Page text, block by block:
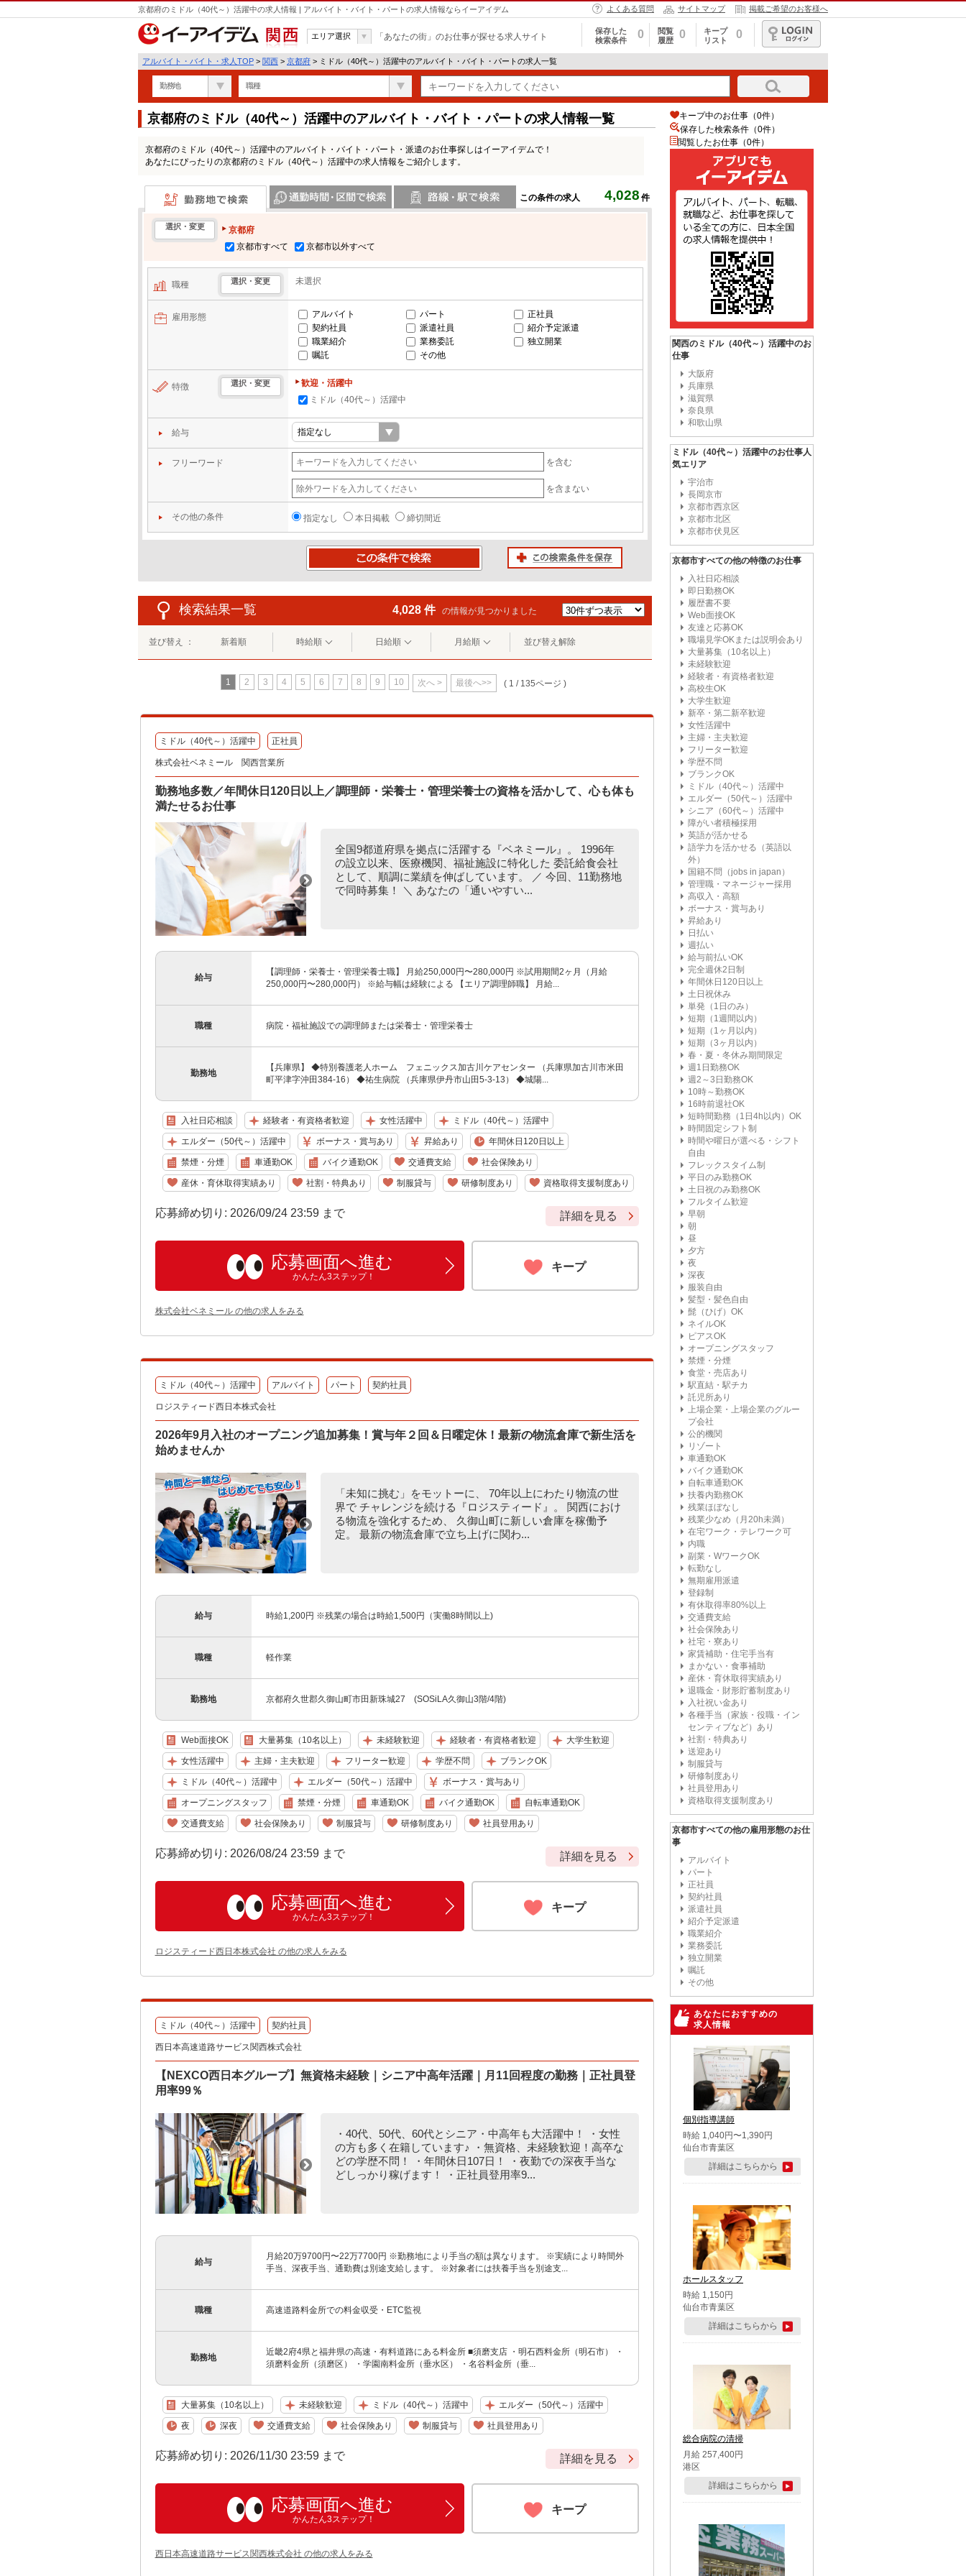
京都府のミドル（40代～）活躍中の求人情報 | アルバイト・バイト・パートの求人情報ならイーアイデム よくある質問 サイトマップ 掲載ご希望のお客様へ
関西
エリア選択 「あなたの街」のお仕事が探せる求人サイト
保存した
検索条件
0
閲覧
履歴
0
キープ
リスト
0
ログイン
アルバイト・バイト・求人TOP > 関西 > 京都府 > ミドル（40代～）活躍中のアルバイト・バイト・パートの求人一覧
勤務地 職種
京都府のミドル（40代～）活躍中のアルバイト・バイト・パートの求人情報一覧
京都府のミドル（40代～）活躍中のアルバイト・バイト・パート・派遣のお仕事探しはイーアイデムで！
あなたにぴったりの京都府のミドル（40代～）活躍中の求人情報をご紹介します。
この条件の求人 4,028 件
勤務地で検索
選択・変更
京都府
京都市すべて
京都市以外すべて
職種 選択・変更 未選択
雇用形態 アルバイト パート
正社員
契約社員
派遣社員
紹介予定派遣
職業紹介
業務委託
独立開業
嘱託
その他
特徴 選択・変更
歓迎・活躍中
ミドル（40代～）活躍中
給与
フリーワード を含む
を含まない
その他の条件 指定なし 本日掲載 締切間近
検索結果一覧 4,028 件 の情報が見つかりました
並び替え ： 新着順 時給順 日給順 月給順 並び替え解除
1 2 3 4 5 6 7 8 9 10 次へ > 最後へ>> ( 1 / 135ページ )
ミドル（40代～）活躍中 正社員
株式会社ベネミール 関西営業所
勤務地多数／年間休日120日以上／調理師・栄養士・管理栄養士の資格を活かして、心も体も
満たせるお仕事
全国9都道府県を拠点に活躍する『ベネミール』。 1996年
の設立以来、医療機関、福祉施設に特化した 委託給食会社
として、順調に業績を伸ばしています。 ／ 今回、11勤務地
で同時募集！ ＼ あなたの「通いやすい...
給与
【調理師・栄養士・管理栄養士職】 月給250,000円〜280,000円 ※試用期間2ヶ月（月給
250,000円〜280,000円） ※給与幅は経験による 【エリア調理師職】 月給...
職種 病院・福祉施設での調理師または栄養士・管理栄養士
勤務地
【兵庫県】 ◆特別養護老人ホーム フェニックス加古川ケアセンター （兵庫県加古川市米田
町平津字沖田384-16） ◆祐生病院 （兵庫県伊丹市山田5-3-13） ◆城陽...
入社日応相談 経験者・有資格者歓迎 女性活躍中 ミドル（40代～）活躍中
エルダー（50代～）活躍中 ボーナス・賞与あり 昇給あり 年間休日120日以上
禁煙・分煙 車通勤OK バイク通勤OK 交通費支給 社会保険あり
産休・育休取得実績あり 社割・特典あり 制服貸与 研修制度あり 資格取得支援制度あり
応募締め切り: 2026/09/24 23:59 まで 詳細を見る
応募画面へ進む
かんたん3ステップ！
キープ
株式会社ベネミール の他の求人をみる
ミドル（40代～）活躍中 アルバイト パート 契約社員
ロジスティード西日本株式会社
2026年9月入社のオープニング追加募集！賞与年２回＆日曜定休！最新の物流倉庫で新生活を
始めませんか
「未知に挑む」をモットーに、 70年以上にわたり物流の世
界で チャレンジを続ける『ロジスティード』。 関西におけ
る物流を強化するため、 久御山町に新しい倉庫を稼働予
定。 最新の物流倉庫で立ち上げに関わ...
給与 時給1,200円 ※残業の場合は時給1,500円（実働8時間以上)
職種 軽作業
勤務地 京都府久世郡久御山町市田新珠城27 (SOSiLA久御山3階/4階)
Web面接OK 大量募集（10名以上） 未経験歓迎 経験者・有資格者歓迎 大学生歓迎
女性活躍中 主婦・主夫歓迎 フリーター歓迎 学歴不問 ブランクOK
ミドル（40代～）活躍中 エルダー（50代～）活躍中 ボーナス・賞与あり
オープニングスタッフ 禁煙・分煙 車通勤OK バイク通勤OK 自転車通勤OK
交通費支給 社会保険あり 制服貸与 研修制度あり 社員登用あり
応募締め切り: 2026/08/24 23:59 まで 詳細を見る
応募画面へ進む
かんたん3ステップ！
キープ
ロジスティード西日本株式会社 の他の求人をみる
ミドル（40代～）活躍中 契約社員
西日本高速道路サービス関西株式会社
【NEXCO西日本グループ】無資格未経験｜シニア中高年活躍｜月11回程度の勤務｜正社員登
用率99％
・40代、50代、60代とシニア・中高年も大活躍中！ ・女性
の方も多く在籍しています♪ ・無資格、未経験歓迎！高卒な
どの学歴不問！ ・年間休日107日！ ・夜勤での深夜手当な
どしっかり稼げます！ ・正社員登用率9...
給与
月給20万9700円〜22万7700円 ※勤務地により手当の額は異なります。 ※実績により時間外
手当、深夜手当、通勤費は別途支給します。 ※対象者には扶養手当を別途支...
職種 高速道路料金所での料金収受・ETC監視
勤務地
近畿2府4県と福井県の高速・有料道路にある料金所 ■須磨支店 ・明石西料金所（明石市） ・
須磨料金所（須磨区） ・学園南料金所（垂水区） ・名谷料金所（垂...
大量募集（10名以上） 未経験歓迎 ミドル（40代～）活躍中 エルダー（50代～）活躍中
夜 深夜 交通費支給 社会保険あり 制服貸与 社員登用あり
応募締め切り: 2026/11/30 23:59 まで 詳細を見る
応募画面へ進む
かんたん3ステップ！
キープ
西日本高速道路サービス関西株式会社 の他の求人をみる
キープ中のお仕事（0件）
保存した検索条件（0件）
閲覧したお仕事（0件）
関西のミドル（40代～）活躍中のお
仕事
大阪府
兵庫県
滋賀県
奈良県
和歌山県
ミドル（40代～）活躍中のお仕事人
気エリア
宇治市
長岡京市
京都市西京区
京都市北区
京都市伏見区
京都市すべての他の特徴のお仕事
入社日応相談
即日勤務OK
履歴書不要
Web面接OK
友達と応募OK
職場見学OKまたは説明会あり
大量募集（10名以上）
未経験歓迎
経験者・有資格者歓迎
高校生OK
大学生歓迎
新卒・第二新卒歓迎
女性活躍中
主婦・主夫歓迎
フリーター歓迎
学歴不問
ブランクOK
ミドル（40代～）活躍中
エルダー（50代～）活躍中
シニア（60代～）活躍中
障がい者積極採用
英語が活かせる
語学力を活かせる（英語以
外）
国籍不問（jobs in japan）
管理職・マネージャー採用
高収入・高額
ボーナス・賞与あり
昇給あり
日払い
週払い
給与前払いOK
完全週休2日制
年間休日120日以上
土日祝休み
単発（1日のみ）
短期（1週間以内）
短期（1ヶ月以内）
短期（3ヶ月以内）
春・夏・冬休み期間限定
週1日勤務OK
週2～3日勤務OK
10時～勤務OK
16時前退社OK
短時間勤務（1日4h以内）OK
時間固定シフト制
時間や曜日が選べる・シフト
自由
フレックスタイム制
平日のみ勤務OK
土日祝のみ勤務OK
フルタイム歓迎
早朝
朝
昼
夕方
夜
深夜
服装自由
髪型・髪色自由
髭（ひげ）OK
ネイルOK
ピアスOK
オープニングスタッフ
禁煙・分煙
食堂・売店あり
駅直結・駅チカ
託児所あり
上場企業・上場企業のグルー
プ会社
公的機関
リゾート
車通勤OK
バイク通勤OK
自転車通勤OK
扶養内勤務OK
残業ほぼなし
残業少なめ（月20h未満）
在宅ワーク・テレワーク可
内職
副業・WワークOK
転勤なし
無期雇用派遣
登録制
有休取得率80%以上
交通費支給
社会保険あり
社宅・寮あり
家賃補助・住宅手当有
まかない・食事補助
産休・育休取得実績あり
退職金・財形貯蓄制度あり
入社祝い金あり
各種手当（家族・役職・イン
センティブなど）あり
社割・特典あり
送迎あり
制服貸与
研修制度あり
社員登用あり
資格取得支援制度あり
京都市すべての他の雇用形態のお仕
事
アルバイト
パート
正社員
契約社員
派遣社員
紹介予定派遣
職業紹介
業務委託
独立開業
嘱託
その他
あなたにおすすめの
求人情報
個別指導講師
時給 1,040円〜1,390円
仙台市青葉区
詳細はこちらから
ホールスタッフ
時給 1,150円
仙台市青葉区
詳細はこちらから
総合病院の清掃
月給 257,400円
港区
詳細はこちらから